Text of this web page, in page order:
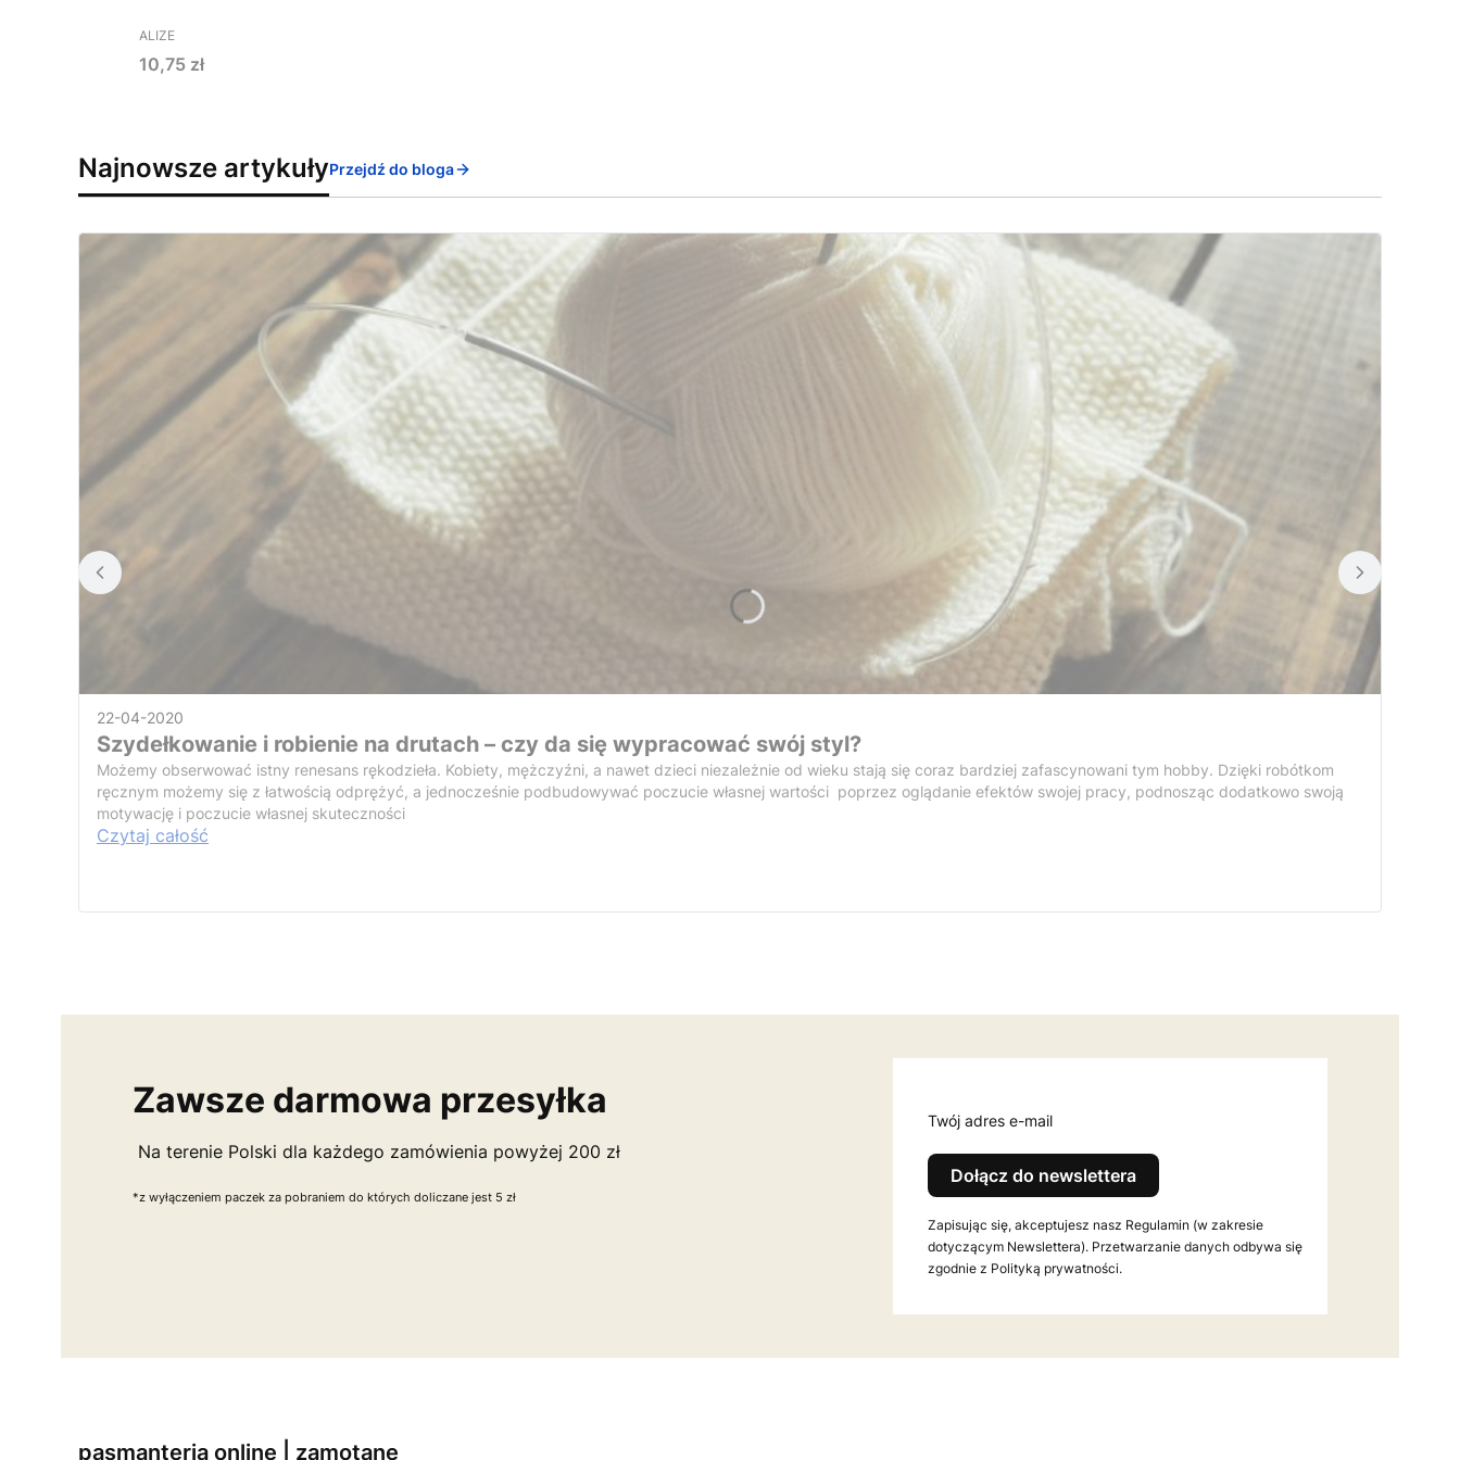
PRODUCENT
ALIZE
Cena
10,75 zł
Najnowsze artykułyPrzejdź do bloga
22-04-2020
Szydełkowanie i robienie na drutach – czy da się wypracować swój styl?
Możemy obserwować istny renesans rękodzieła. Kobiety, mężczyźni, a nawet dzieci niezależnie od wieku stają się coraz bardziej zafascynowani tym hobby. Dzięki robótkom
ręcznym możemy się z łatwością odprężyć, a jednocześnie podbudowywać poczucie własnej wartości poprzez oglądanie efektów swojej pracy, podnosząc dodatkowo swoją
motywację i poczucie własnej skuteczności
Czytaj całość
Zawsze darmowa przesyłka
Na terenie Polski dla każdego zamówienia powyżej 200 zł
*z wyłączeniem paczek za pobraniem do których doliczane jest 5 zł
Twój adres e-mail
Dołącz do newslettera
Zapisując się, akceptujesz nasz Regulamin (w zakresie
dotyczącym Newslettera). Przetwarzanie danych odbywa się
zgodnie z Polityką prywatności.
pasmanteria online | zamotane